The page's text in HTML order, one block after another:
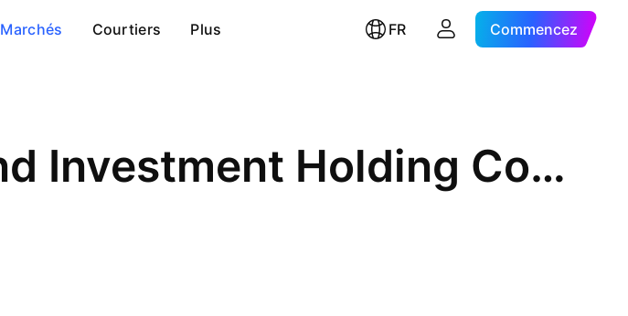
Marchés Courtiers Plus FR Commencez
Dlala Brokerage and Investment Holding Company